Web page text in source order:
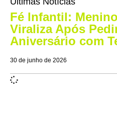
Fé Infantil:
Viraliza Após
Aniversário com
30 de junho de 2026